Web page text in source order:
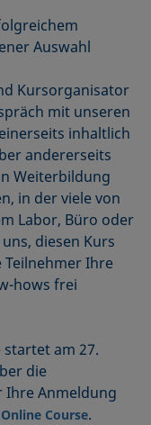
Auswahl
Kursorganisator
mit unseren
inhaltlich
andererseits
Weiterbildung
in der viele von
Labor, Büro oder
diesen Kurs
Ihre
hows frei
startet am 27.
die
Anmeldung
Course.